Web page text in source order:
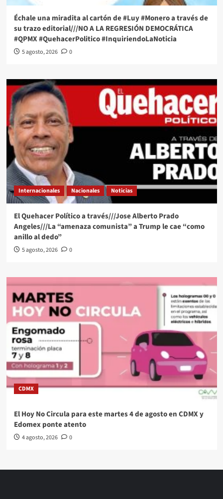
Échale una miradita al cartón de #Luy #Monero a través de
su trazo editorial///NO A LA REGRESIÓN DEMOCRÁTICA
#QPMX #QuehacerPolitico #InquiriendoLaNoticia
5 agosto, 2026 0
Internacionales Nacionales Noticias
El Quehacer Político a través///Jose Alberto Prado
Angeles///La “amenaza comunista” a Trump le cae “como
anillo al dedo”
5 agosto, 2026 0
CDMX
El Hoy No Circula para este martes 4 de agosto en CDMX y
Edomex ponte atento
4 agosto, 2026 0